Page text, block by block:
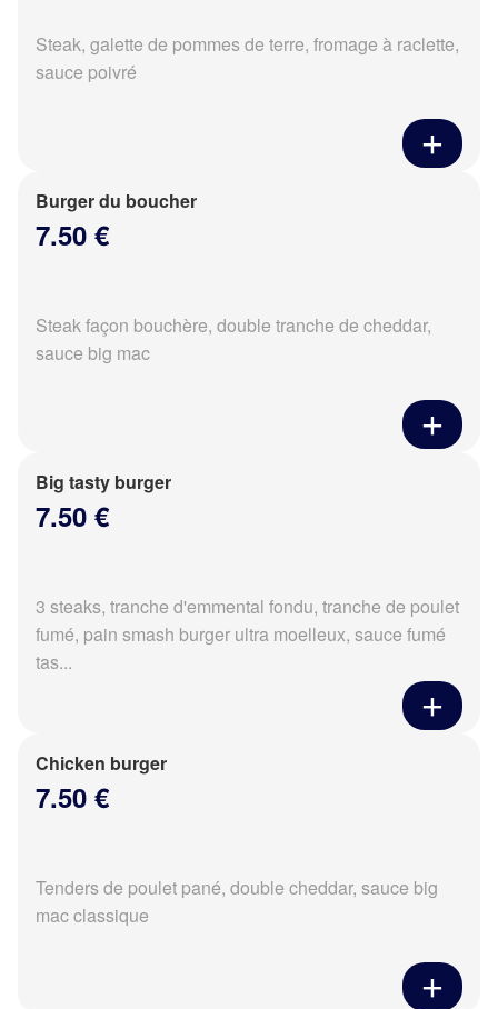
Steak, galette de pommes de terre, fromage à raclette,
sauce poivré
Burger du boucher
7.50 €
Steak façon bouchère, double tranche de cheddar,
sauce big mac
Big tasty burger
7.50 €
3 steaks, tranche d'emmental fondu, tranche de poulet
fumé, pain smash burger ultra moelleux, sauce fumé
tas...
Chicken burger
7.50 €
Tenders de poulet pané, double cheddar, sauce big
mac classique